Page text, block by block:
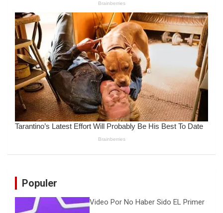
Populer
Video Por No Haber Sido EL Primer